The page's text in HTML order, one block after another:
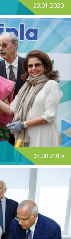
29.01.2020
05.08.2019